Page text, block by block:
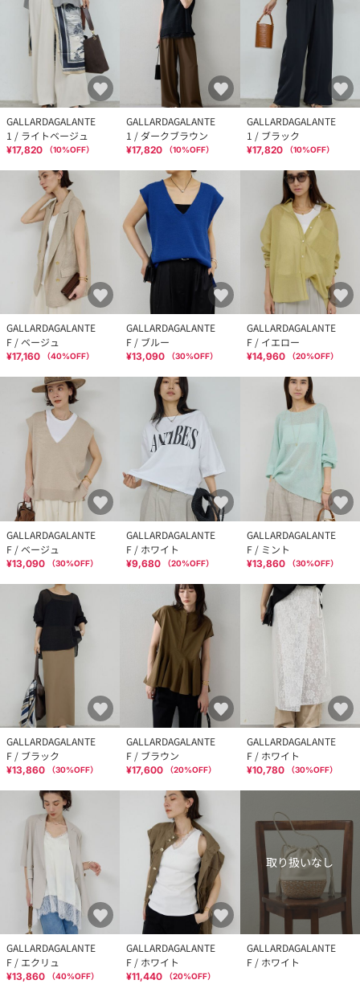
GALLARDAGALANTE
1 / ライトベージュ
¥17,820 （10%OFF）
GALLARDAGALANTE
1 / ダークブラウン
¥17,820 （10%OFF）
GALLARDAGALANTE
1 / ブラック
¥17,820 （10%OFF）
GALLARDAGALANTE
F / ベージュ
¥17,160 （40%OFF）
GALLARDAGALANTE
F / ブルー
¥13,090 （30%OFF）
GALLARDAGALANTE
F / イエロー
¥14,960 （20%OFF）
GALLARDAGALANTE
F / ベージュ
¥13,090 （30%OFF）
GALLARDAGALANTE
F / ホワイト
¥9,680 （20%OFF）
GALLARDAGALANTE
F / ミント
¥13,860 （30%OFF）
GALLARDAGALANTE
F / ブラック
¥13,860 （30%OFF）
GALLARDAGALANTE
F / ブラウン
¥17,600 （20%OFF）
GALLARDAGALANTE
F / ホワイト
¥10,780 （30%OFF）
GALLARDAGALANTE
F / エクリュ
¥13,860 （40%OFF）
GALLARDAGALANTE
F / ホワイト
¥11,440 （20%OFF）
取り扱いなし
GALLARDAGALANTE
F / ホワイト